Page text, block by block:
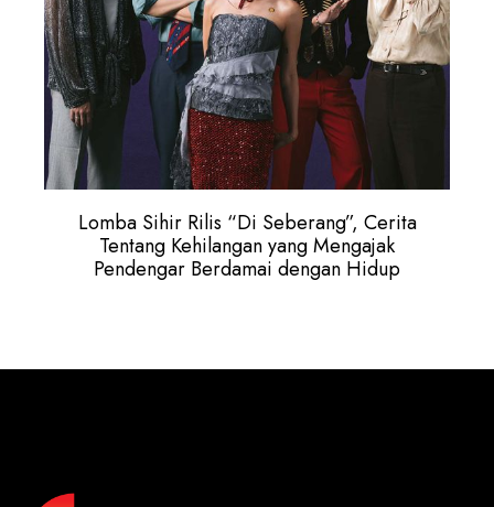
Lomba Sihir Rilis “Di Seberang”, Cerita
Tentang Kehilangan yang Mengajak
Pendengar Berdamai dengan Hidup